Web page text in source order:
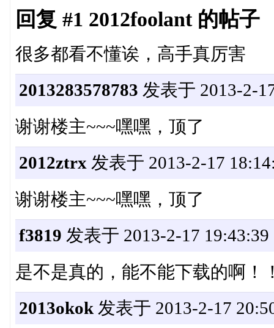
回复 #1 2012foolant 的帖子
很多都看不懂诶，高手真厉害
2013283578783 发表于 2013-2-
谢谢楼主~~~嘿嘿，顶了
2012ztrx 发表于 2013-2-17
谢谢楼主~~~嘿嘿，顶了
f3819 发表于 2013-2-17 19:43:39
是不是真的，能不能下载的啊！
2013okok发表于 2013-2-17